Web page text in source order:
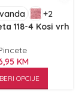
+2
118-4 Kosi vrh
KM
OPCIJE